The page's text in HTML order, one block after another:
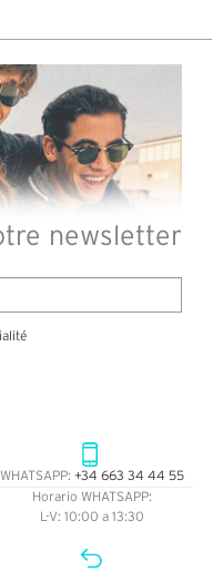
newsletter
WHATSAPP: +34 663 34 44 55
Horario WHATSAPP:
L-V: 10:00 a 13:30